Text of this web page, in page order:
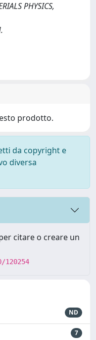
PHYSICS,
prodotto.
da copyright e
diversa
citare o creare un
ND
7